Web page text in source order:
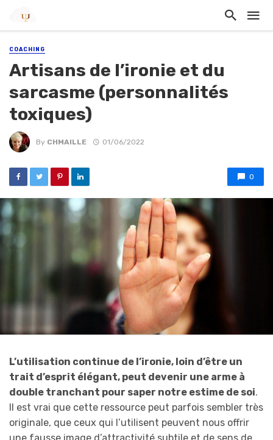
COACHING
Artisans de l’ironie et du
sarcasme (personnalités
toxiques)
By CHMAILLE 01/06/2022
0
L’utilisation continue de l’ironie, loin d’être un
trait d’esprit élégant, peut devenir une arme à
double tranchant pour saper notre estime de soi.
Il est vrai que cette ressource peut parfois sembler très
originale, que ceux qui l’utilisent peuvent nous offrir